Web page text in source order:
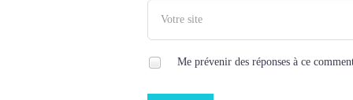
Me prévenir des réponses à ce